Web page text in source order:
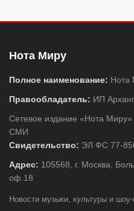
Нота Миру
Полное наименование: Нота
Правообладатель: ИП
Сетевое издание «Нота Миру»
СМИ
Свидетельство: ЭЛ ФС 77-
Адрес: 105568, г. Москва,
оф.18
Новости музыки, культуры и шоу-